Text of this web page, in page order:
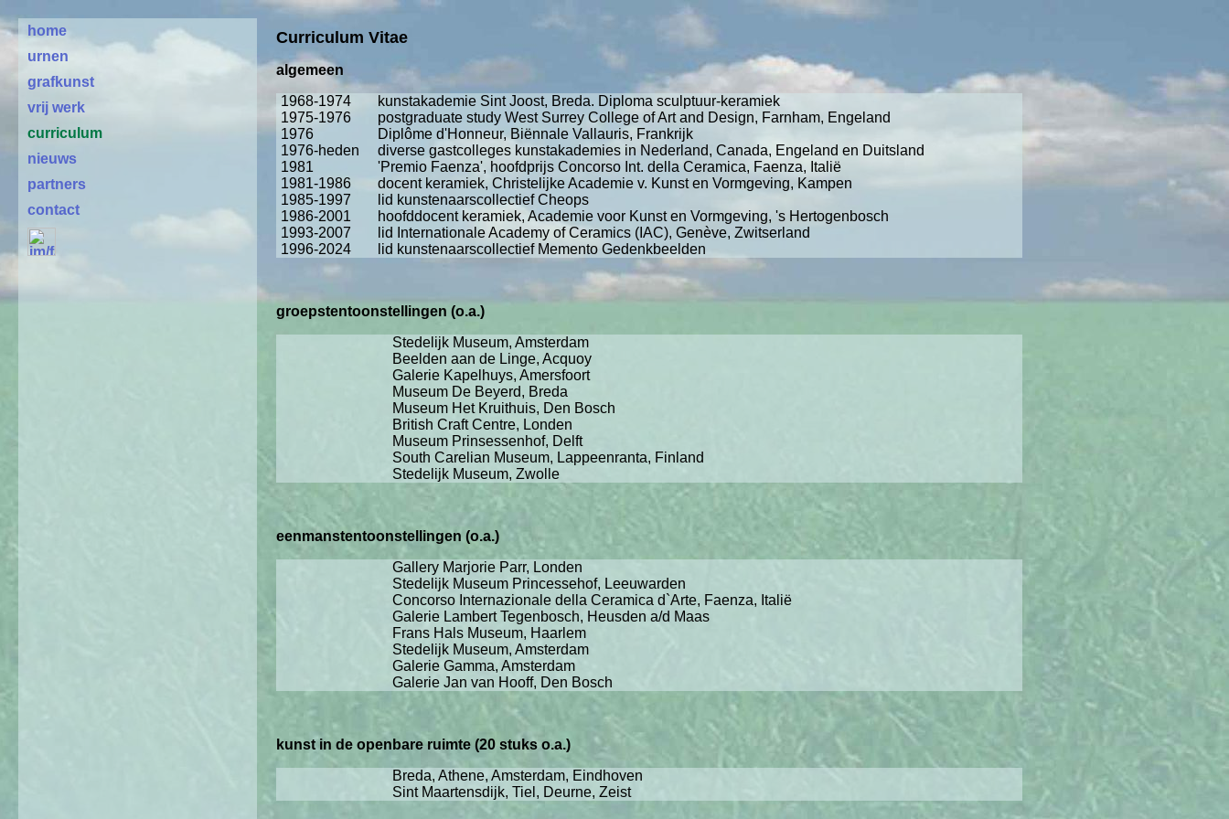
home
urnen
grafkunst
vrij werk
curriculum
nieuws
partners
contact
Curriculum Vitae
algemeen
1968-1974
kunstakademie Sint Joost, Breda. Diploma sculptuur-keramiek
1975-1976
postgraduate study West Surrey College of Art and Design, Farnham, Engeland
1976
Diplôme d'Honneur, Biënnale Vallauris, Frankrijk
1976-heden
diverse gastcolleges kunstakademies in Nederland, Canada, Engeland en Duitsland
1981
'Premio Faenza', hoofdprijs Concorso Int. della Ceramica, Faenza, Italië
1981-1986
docent keramiek, Christelijke Academie v. Kunst en Vormgeving, Kampen
1985-1997
lid kunstenaarscollectief Cheops
1986-2001
hoofddocent keramiek, Academie voor Kunst en Vormgeving, 's Hertogenbosch
1993-2007
lid Internationale Academy of Ceramics (IAC), Genève, Zwitserland
1996-2024
lid kunstenaarscollectief Memento Gedenkbeelden
groepstentoonstellingen (o.a.)
Stedelijk Museum, Amsterdam
Beelden aan de Linge, Acquoy
Galerie Kapelhuys, Amersfoort
Museum De Beyerd, Breda
Museum Het Kruithuis, Den Bosch
British Craft Centre, Londen
Museum Prinsessenhof, Delft
South Carelian Museum, Lappeenranta, Finland
Stedelijk Museum, Zwolle
eenmanstentoonstellingen (o.a.)
Gallery Marjorie Parr, Londen
Stedelijk Museum Princessehof, Leeuwarden
Concorso Internazionale della Ceramica d`Arte, Faenza, Italië
Galerie Lambert Tegenbosch, Heusden a/d Maas
Frans Hals Museum, Haarlem
Stedelijk Museum, Amsterdam
Galerie Gamma, Amsterdam
Galerie Jan van Hooff, Den Bosch
kunst in de openbare ruimte (20 stuks o.a.)
Breda, Athene, Amsterdam, Eindhoven
Sint Maartensdijk, Tiel, Deurne, Zeist